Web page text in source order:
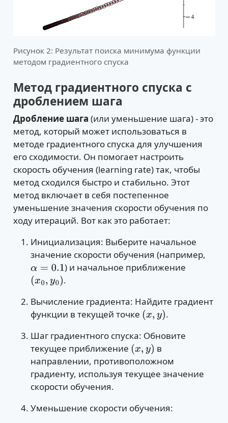
Рисунок 2: Результат поиска минимума функции
методом градиентного спуска
Метод градиентного спуска с
дроблением шага
Дробление шага (или уменьшение шага) - это
метод, который может использоваться в
методе градиентного спуска для улучшения
его сходимости. Он помогает настроить
скорость обучения (learning rate) так, чтобы
метод сходился быстро и стабильно. Этот
метод включает в себя постепенное
уменьшение значения скорости обучения по
ходу итераций. Вот как это работает:
Инициализация: Выберите начальное
значение скорости обучения (например,
α= 0.1
) и начальное приближение
(x0,y 0) .
Вычисление градиента: Найдите градиент
функции в текущей точке (x,y )
.
Шаг градиентного спуска: Обновите
текущее приближение (x,y )
в
направлении, противоположном
градиенту, используя текущее значение
скорости обучения.
Уменьшение скорости обучения: